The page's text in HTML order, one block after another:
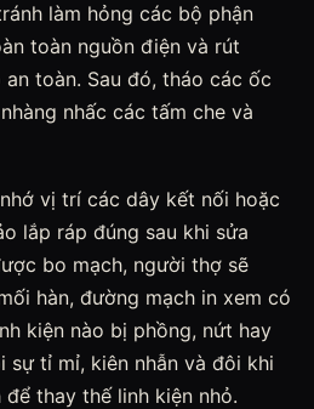
làm hỏng các bộ phận
toàn nguồn điện và rút
toàn. Sau đó, tháo các ốc
nhấc các tấm che và
vị trí các dây kết nối hoặc
lắp ráp đúng sau khi sửa
bo mạch, người thợ sẽ
hàn, đường mạch in xem có
kiện nào bị phồng, nứt hay
sự tỉ mỉ, kiên nhẫn và đôi khi
thay thế linh kiện nhỏ.